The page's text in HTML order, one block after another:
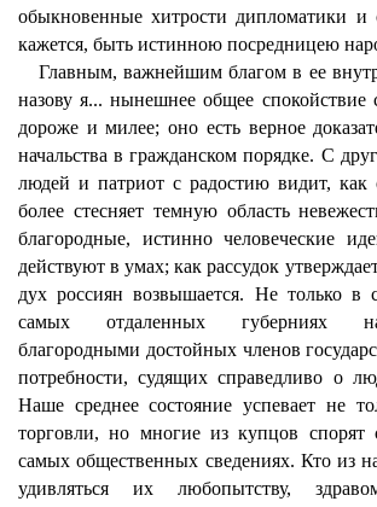
обыкновенные хитрости дипломатики и
кажется, быть истинною посредницею
Главным, важнейшим благом в ее
назову я... нынешнее общее спокойствие
дороже и милее; оно есть верное
начальства в гражданском порядке. С
людей и патриот с радостию видит, как
более стесняет темную область
благородные, истинно человеческие
действуют в умах; как рассудок
дух россиян возвышается. Не только в
самых отдаленных губерниях
благородными достойных членов
потребности, судящих справедливо о
Наше среднее состояние успевает не
торговли, но многие из купцов
самых общественных сведениях. Кто из
удивляться их любопытству,